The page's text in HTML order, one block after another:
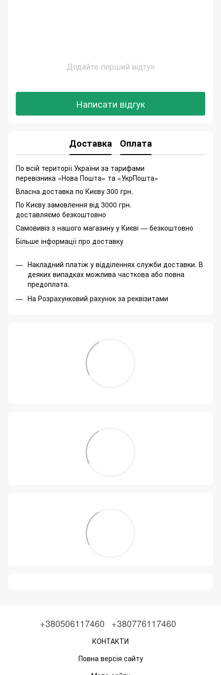
Додайте перший відгук
Написати відгук
Доставка Оплата
По всій території України за тарифами
перевізника «Нова Пошта» та «УкрПошта»
Власна доставка по Києву 300 грн.
По Києву замовлення від 3000 грн.
доставляємо безкоштовно
Самовивіз з нашого магазину у Києві — безкоштовно
Більше інформації про доставку
Накладний платіж у відділеннях служби доставки. В
деяких випадках можлива часткова або повна
предоплата.
На Розрахунковий рахунок за реквізитами
+380506117460 +380776117460
КОНТАКТИ
Повна версія сайту